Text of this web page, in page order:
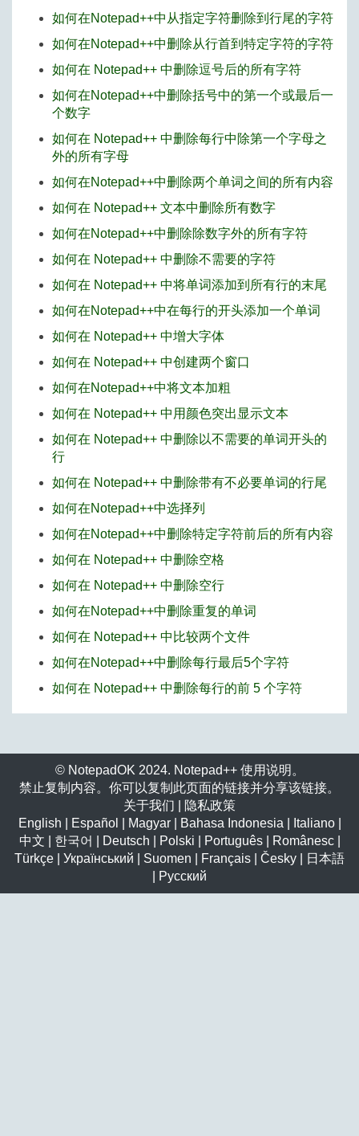
如何在Notepad++中从指定字符删除到行尾的字符
如何在Notepad++中删除从行首到特定字符的字符
如何在 Notepad++ 中删除逗号后的所有字符
如何在Notepad++中删除括号中的第一个或最后一
个数字
如何在 Notepad++ 中删除每行中除第一个字母之
外的所有字母
如何在Notepad++中删除两个单词之间的所有内容
如何在 Notepad++ 文本中删除所有数字
如何在Notepad++中删除除数字外的所有字符
如何在 Notepad++ 中删除不需要的字符
如何在 Notepad++ 中将单词添加到所有行的末尾
如何在Notepad++中在每行的开头添加一个单词
如何在 Notepad++ 中增大字体
如何在 Notepad++ 中创建两个窗口
如何在Notepad++中将文本加粗
如何在 Notepad++ 中用颜色突出显示文本
如何在 Notepad++ 中删除以不需要的单词开头的
行
如何在 Notepad++ 中删除带有不必要单词的行尾
如何在Notepad++中选择列
如何在Notepad++中删除特定字符前后的所有内容
如何在 Notepad++ 中删除空格
如何在 Notepad++ 中删除空行
如何在Notepad++中删除重复的单词
如何在 Notepad++ 中比较两个文件
如何在Notepad++中删除每行最后5个字符
如何在 Notepad++ 中删除每行的前 5 个字符
© NotepadOK 2024. Notepad++ 使用说明。
禁止复制内容。你可以复制此页面的链接并分享该链接。
关于我们
隐私政策
English
Español Magyar| Bahasa Indonesia Italiano|
中文
한국어 Deutsch Polski Português| Românesc|
Türkçe
Український Suomen Français Česky
日本語
Русский